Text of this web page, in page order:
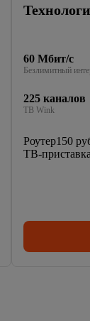
60 Мбит/с
Безлимитный
225 каналов
ТВ Wink
Роутер150
ТВ-приставка